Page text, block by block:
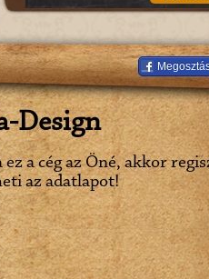
Design
a cég az Öné, akkor
az adatlapot!
Szeretnék regisztrálni!